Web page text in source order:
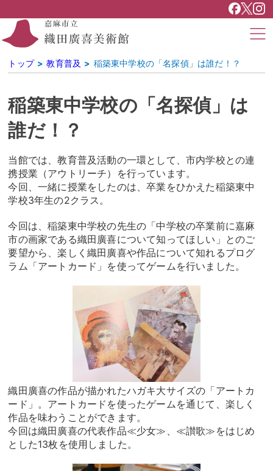
トップ 教育普及 稲築東中学校の「名探偵」は誰だ！？
稲築東中学校の「名探偵」は
誰だ！？
当館では、教育普及活動の一環として、市内学校との連
携授業（アウトリーチ）を行っています。
今回、一緒に授業をしたのは、卒業をひかえた稲築東中
学校3年生の2クラス。
今回は、稲築東中学校の先生の「中学校の卒業前に嘉麻
市の画家である織田廣喜について知ってほしい」とのご
要望から、楽しく織田廣喜や作品について知れるプログ
ラム「アートカード」を使ってゲームを行いました。
織田廣喜の作品が描かれたハガキ大サイズの「アートカ
ード」。アートカードを使ったゲームを通じて、楽しく
作品を味わうことができます。
今回は織田廣喜の代表作品≪少女≫、≪讃歌≫をはじめ
とした13枚を使用しました。